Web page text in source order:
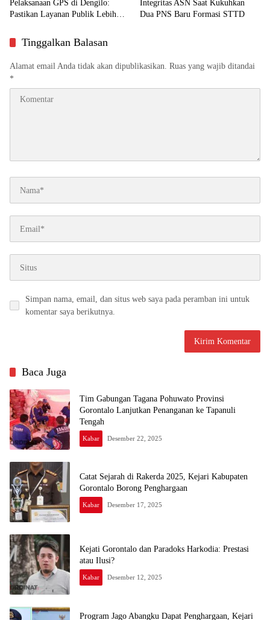
Pelaksanaan GPS di Dengilo:
Pastikan Layanan Publik Lebih
Integritas ASN Saat Kukuhkan
Dua PNS Baru Formasi STTD
Tinggalkan Balasan
Alamat email Anda tidak akan dipublikasikan. Ruas yang wajib ditandai
*
Simpan nama, email, dan situs web saya pada peramban ini untuk
komentar saya berikutnya.
Baca Juga
Tim Gabungan Tagana Pohuwato Provinsi
Gorontalo Lanjutkan Penanganan ke Tapanuli
Tengah
Kabar Desember 22, 2025
Catat Sejarah di Rakerda 2025, Kejari Kabupaten
Gorontalo Borong Penghargaan
Kabar Desember 17, 2025
Kejati Gorontalo dan Paradoks Harkodia: Prestasi
atau Ilusi?
Kabar Desember 12, 2025
Program Jago Abangku Dapat Penghargaan, Kejari